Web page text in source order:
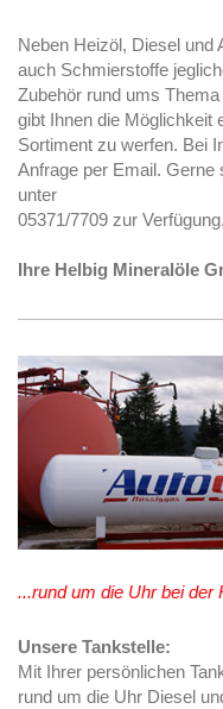
Neben Heizöl, Diesel und
auch Schmierstoffe
Zubehör rund ums
gibt Ihnen die Möglichkeit
Sortiment zu werfen. Bei
Anfrage per Email. Gerne
unter
05371/7709 zur Verfügung.
Ihre Helbig Mineralöle
...rund um die Uhr bei der
Unsere Tankstelle:
Mit Ihrer persönlichen
rund um die Uhr Diesel